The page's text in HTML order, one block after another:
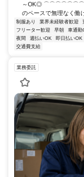
～OK◎
のペースで無理なく働
制服あり 業界未経験者歓迎
フリーター歓迎
早朝 車通勤
夜間
週払いOK 即日払いOK
交通費支給
業務委託